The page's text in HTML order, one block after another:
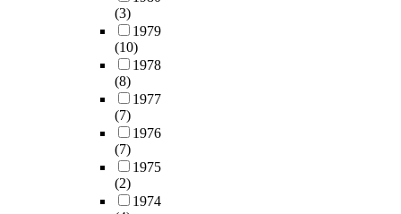
(3)
1979
(10)
1978
(8)
1977
(7)
1976
(7)
1975
(2)
1974